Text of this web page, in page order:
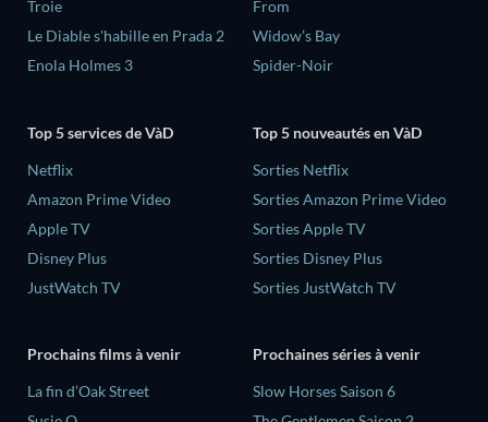
Troie
Le Diable s'habille en Prada 2
Enola Holmes 3
From
Widow’s Bay
Spider-Noir
Top 5 services de VàD
Netflix
Amazon Prime Video
Apple TV
Disney Plus
JustWatch TV
Top 5 nouveautés en VàD
Sorties Netflix
Sorties Amazon Prime Video
Sorties Apple TV
Sorties Disney Plus
Sorties JustWatch TV
Prochains films à venir
La fin d’Oak Street
Prochaines séries à venir
Slow Horses Saison 6